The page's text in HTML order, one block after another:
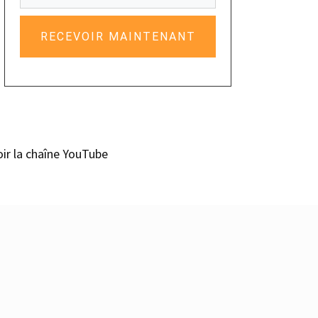
RECEVOIR MAINTENANT
la chaîne YouTube